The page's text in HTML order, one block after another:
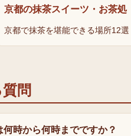
京都の抹茶スイーツ・お茶処
京都で抹茶を堪能できる場所12選
問
時から何時までですか？